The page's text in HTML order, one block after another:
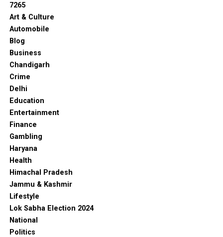
7265
Art & Culture
Automobile
Blog
Business
Chandigarh
Crime
Delhi
Education
Entertainment
Finance
Gambling
Haryana
Health
Himachal Pradesh
Jammu & Kashmir
Lifestyle
Lok Sabha Election 2024
National
Politics